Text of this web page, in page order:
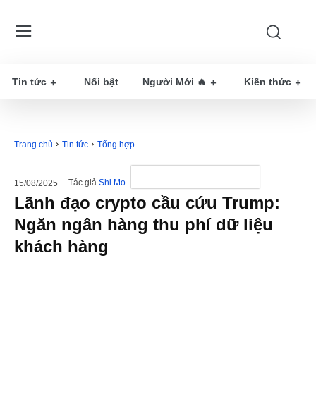
Tin tức Nổi bật Người Mới 🔥 Kiến thức
Trang chủ Tin tức Tổng hợp
15/08/2025 Tác giả Shi Mo
Lãnh đạo crypto cầu cứu Trump:
Ngăn ngân hàng thu phí dữ liệu
khách hàng